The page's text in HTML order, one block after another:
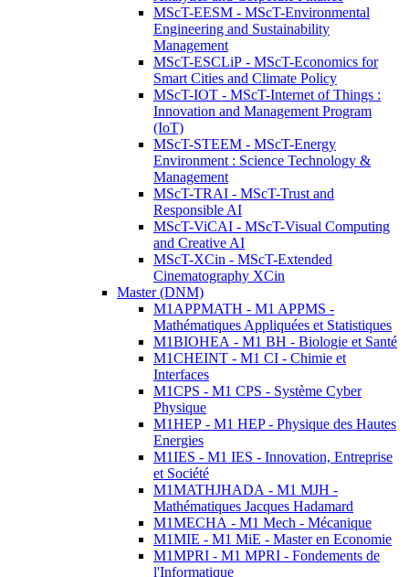
MScT-EESM - MScT-Environmental
Engineering and Sustainability
Management
MScT-ESCLiP - MScT-Economics for
Smart Cities and Climate Policy
MScT-IOT - MScT-Internet of Things :
Innovation and Management Program
(IoT)
MScT-STEEM - MScT-Energy
Environment : Science Technology &
Management
MScT-TRAI - MScT-Trust and
Responsible AI
MScT-ViCAI - MScT-Visual Computing
and Creative AI
MScT-XCin - MScT-Extended
Cinematography XCin
Master (DNM)
M1APPMATH - M1 APPMS -
Mathématiques Appliquées et Statistiques
M1BIOHEA - M1 BH - Biologie et Santé
M1CHEINT - M1 CI - Chimie et
Interfaces
M1CPS - M1 CPS - Système Cyber
Physique
M1HEP - M1 HEP - Physique des Hautes
Energies
M1IES - M1 IES - Innovation, Entreprise
et Société
M1MATHJHADA - M1 MJH -
Mathématiques Jacques Hadamard
M1MECHA - M1 Mech - Mécanique
M1MIE - M1 MiE - Master en Economie
M1MPRI - M1 MPRI - Fondements de
l'Informatique